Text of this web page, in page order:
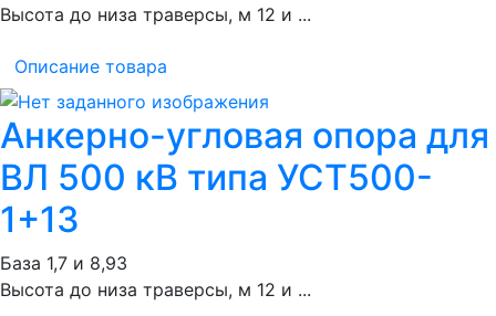
Высота до низа траверсы, м 12 и ...
Описание товара
Анкерно-угловая опора для
ВЛ 500 кВ типа УСТ500-
1+13
База 1,7 и 8,93
Высота до низа траверсы, м 12 и ...